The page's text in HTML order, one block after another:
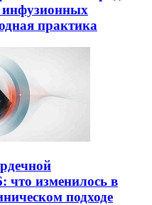
инфузионных
практика
что изменилось в
подходе